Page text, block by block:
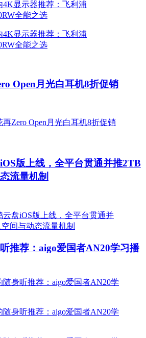
Open月光白耳机8折促销
版上线，全平台贯通并推2TB
流量机制
推荐：aigo爱国者AN20学习播